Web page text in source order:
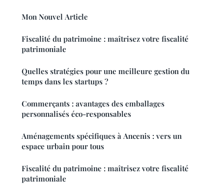
Mon Nouvel Article
Fiscalité du patrimoine : maîtrisez votre fiscalité
patrimoniale
Quelles stratégies pour une meilleure gestion du
temps dans les startups ?
Commerçants : avantages des emballages
personnalisés éco-responsables
Aménagements spécifiques à Ancenis : vers un
espace urbain pour tous
Fiscalité du patrimoine : maîtrisez votre fiscalité
patrimoniale